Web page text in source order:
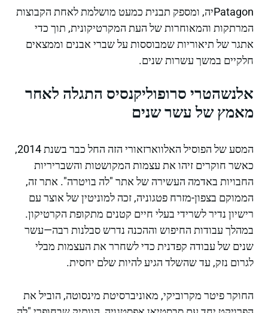
Patagonיה, ומספק תבנית כמעט מושלמת לאחת הקבוצות
המרתקות והמאוחרות של העת המקרטיקונית, תוך כדי
אתגר של תיאוריות שמבוססות על שברי אבנים וממצאים
חלקיים במשך עשרות שנים.
אלנשהטרי סרופוליקנסיס התגלה לאחר
מאמץ של עשר שנים
המסע של הפוסיל האלווארזאורי הזה החל כבר בשנת 2014,
כאשר חוקרים זיהו את עצמות המקושטות והשבריריות
החבויות באדמה העשירה של אתר "לה בויטרה". אתר זה,
הממוקם בצפון-מזרח פטגוניה, זכה למוניטין של אוצר עם
רישיון נדיר לשרידי בעלי חיים קטנים מתקופת הקרטיקון.
במהלך עבודות החיפוש וההכנה נדרש סבלנות רבה—עשר
שנים של עבודה קפדנית כדי לשחרר את העצמות מבלי
לגרום נזק, עד שהשלד הגיע להיות שלם יחסית.
החוקר פיטר מקרוביקי, מאוניברסיטת מינסוטה, הוביל את